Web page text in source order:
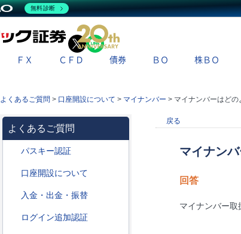
X
ＦＸ ＣＦＤ 債券 ＢＯ 株ＢＯ
よくあるご質問 > 口座開設について > マイナンバー > マイナンバーはどの
よくあるご質問
パスキー認証
口座開設について
入金・出金・振替
ログイン追加認証
戻る
マイナン
回答
マイナンバー取
無料診断